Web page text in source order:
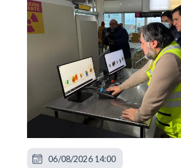
06/08/2026 14:00